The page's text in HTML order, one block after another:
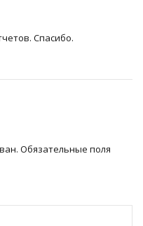
Спасибо.
Обязательные поля